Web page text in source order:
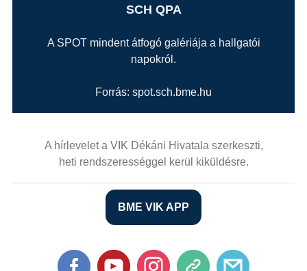
SCH QPA
A SPOT mindent átfogó galériája a hallgatói
napokról.
Forrás: spot.sch.bme.hu
A hírlevelet a VIK Dékáni Hivatala szerkeszti,
heti rendszerességgel kerül kiküldésre.
BME VIK APP